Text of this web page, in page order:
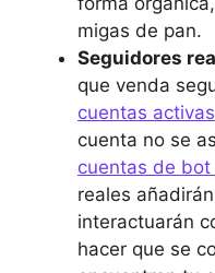
migas de pan.
Seguidores
que venda
cuentas activas
cuenta no se
cuentas de bot
reales
interactuarán
hacer que se